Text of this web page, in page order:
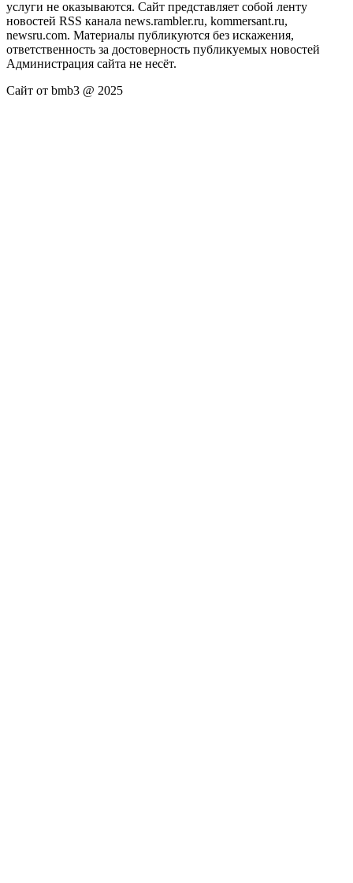
услуги не оказываются. Сайт представляет собой ленту
новостей RSS канала news.rambler.ru, kommersant.ru,
newsru.com. Материалы публикуются без искажения,
ответственность за достоверность публикуемых новостей
Администрация сайта не несёт.
Сайт от bmb3 @ 2025